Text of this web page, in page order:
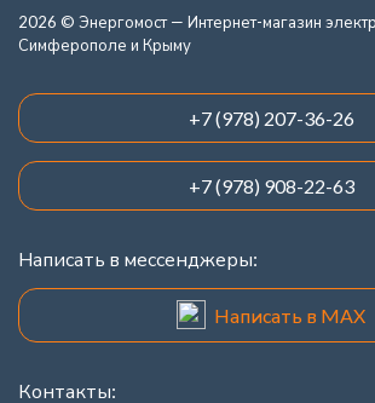
2026 © Энергомост — Интернет-магазин
Симферополе и Крыму
+7 (978) 207-36-26
+7 (978) 908-22-63
Написать в мессенджеры:
Написать в MAX
Контакты: